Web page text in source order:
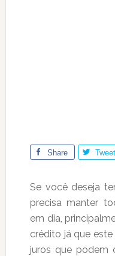
Share Tweet
Se você deseja
precisa manter
em dia,
crédito já que
juros que podem